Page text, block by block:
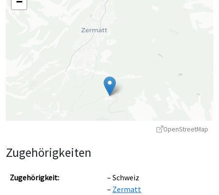
OpenStreetMap
Zugehörigkeiten
Zugehörigkeit:
Schweiz
Zermatt